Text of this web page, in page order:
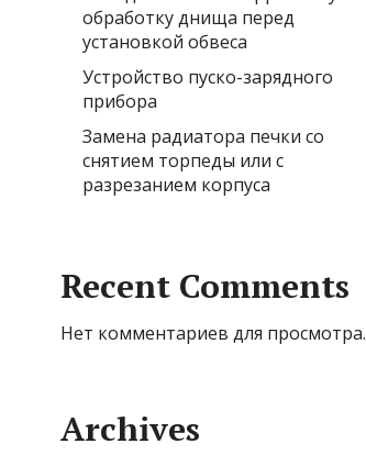
обработку днища перед
установкой обвеса
Устройство пуско-зарядного
прибора
Замена радиатора печки со
снятием торпеды или с
разрезанием корпуса
Recent Comments
Нет комментариев для просмотра.
Archives